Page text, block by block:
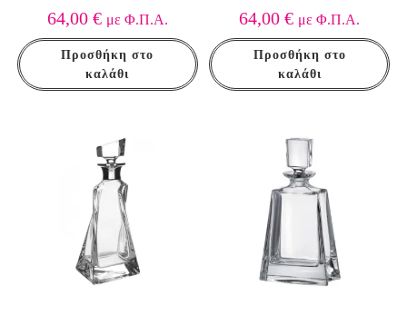
64,00 € με Φ.Π.Α.
Προσθήκη στο
καλάθι
64,00€ με Φ.Π.Α.
Προσθήκη στο
καλάθι